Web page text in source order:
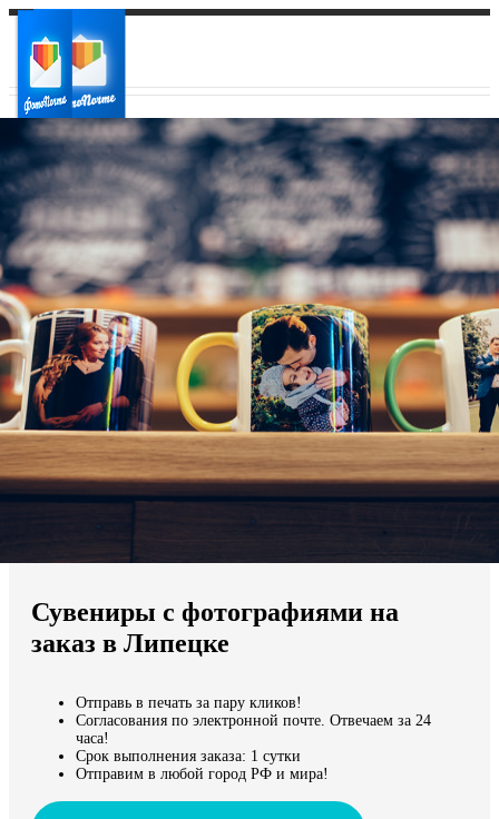
Ваш город:
Ваш регион доставки
Выберите из списка:
Мы доставляем по всему миру
Продолжить без города
Сувениры с фотографиями на
заказ в Липецке
Отправь в печать за пару кликов!
Согласования по электронной почте. Отвечаем за 24
часа!
Срок выполнения заказа: 1 сутки
Отправим в любой город РФ и мира!